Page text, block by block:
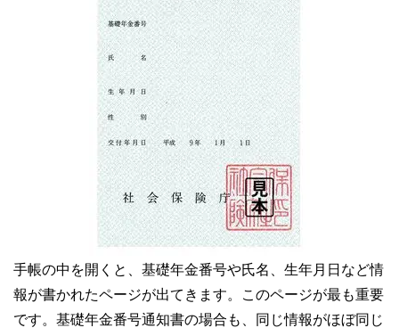
手帳の中を開くと、基礎年金番号や氏名、生年月日など情
報が書かれたページが出てきます。このページが最も重要
です。基礎年金番号通知書の場合も、同じ情報がほぼ同じ